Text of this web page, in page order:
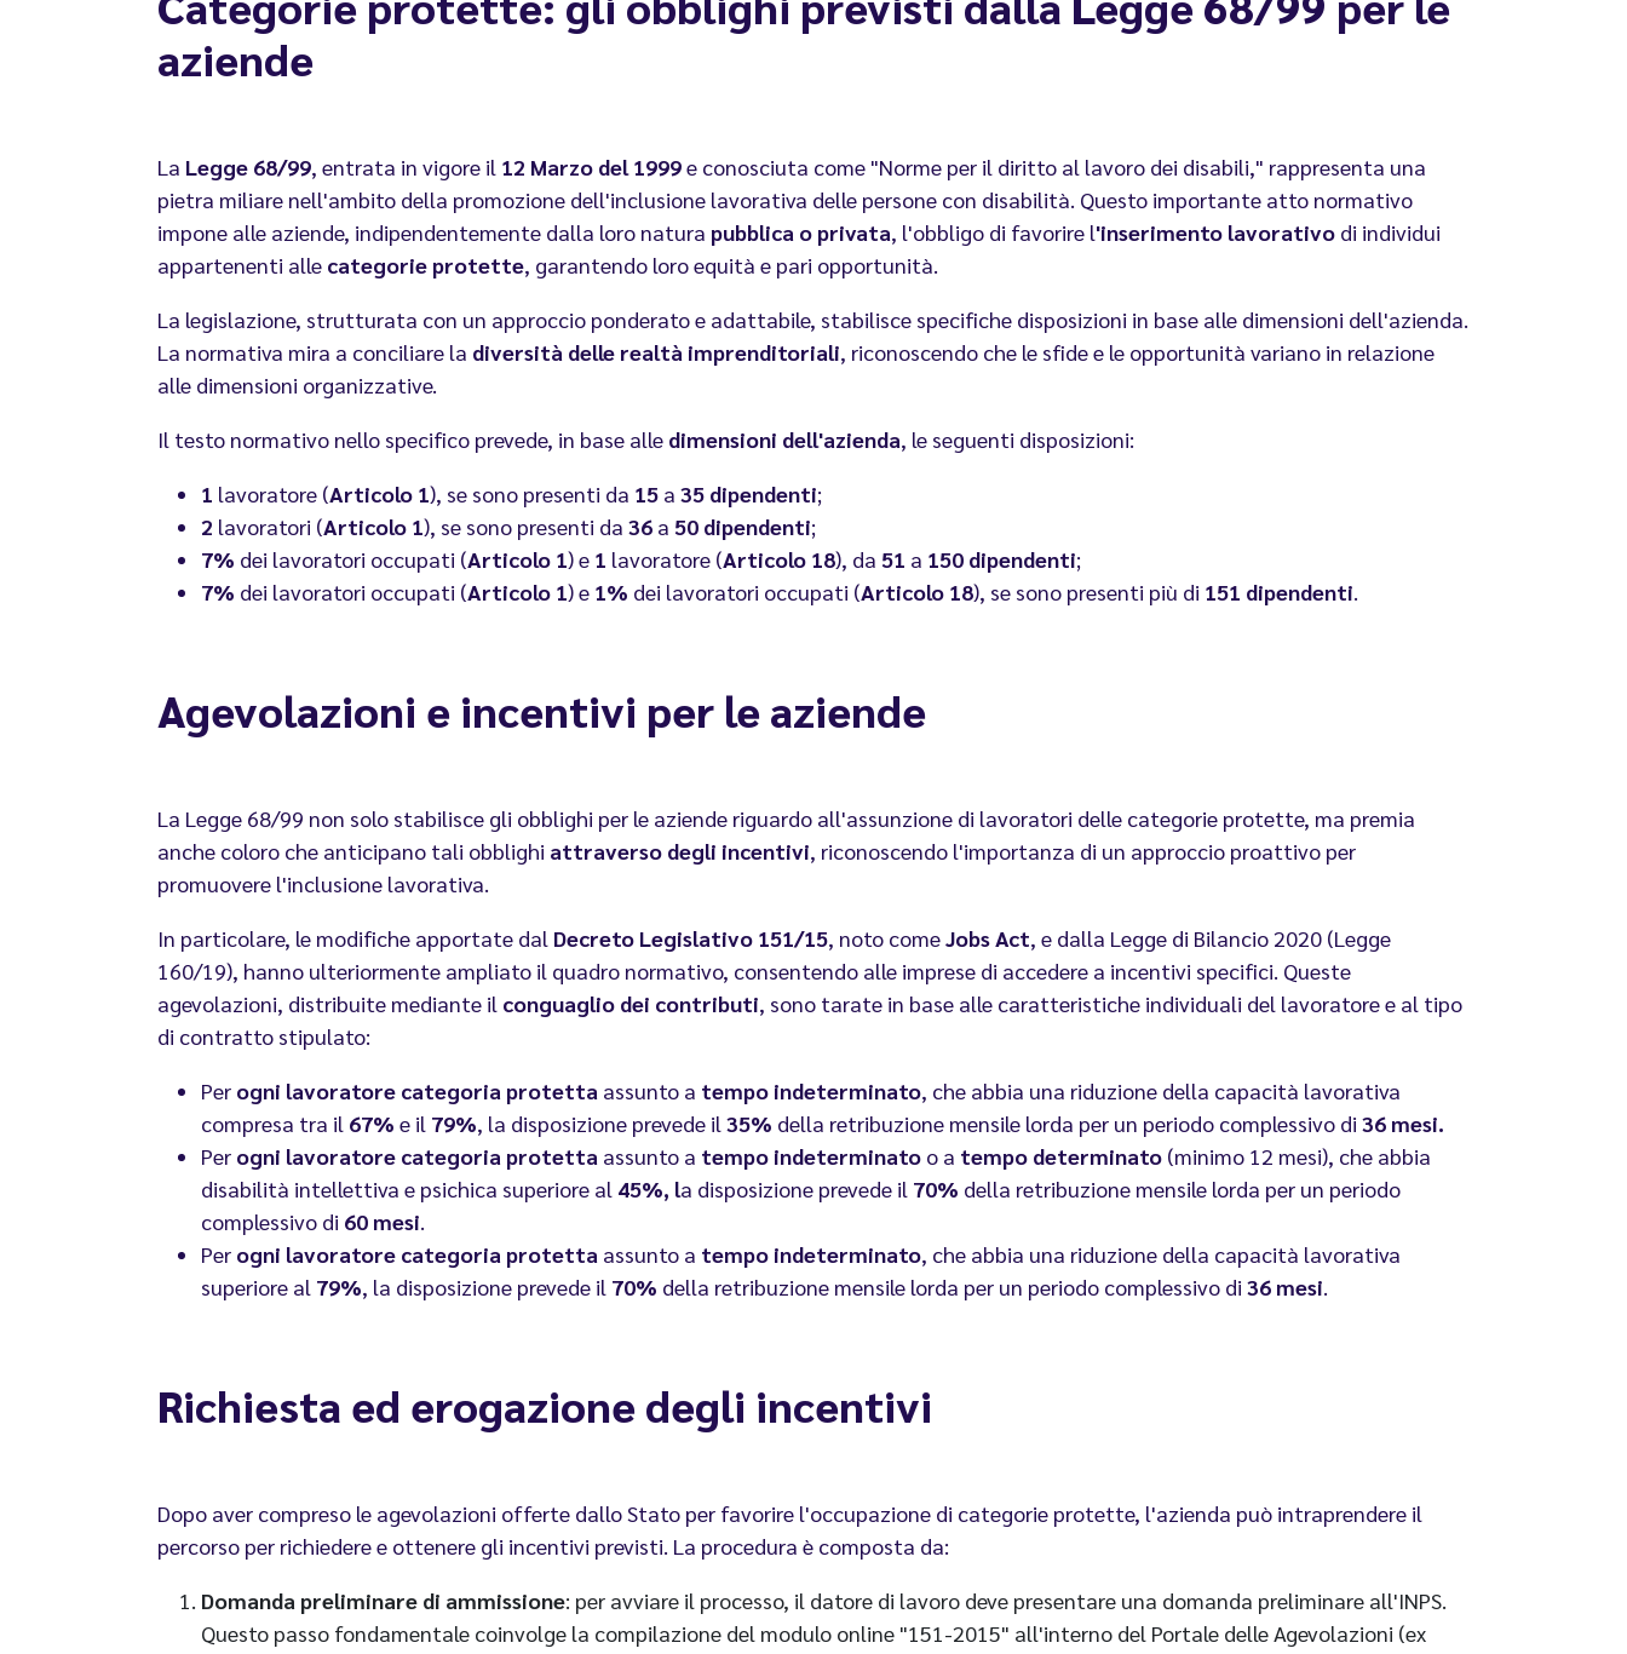
aziende
La Legge 68/99, entrata in vigore il 12 Marzo del 1999e conosciuta come "Norme per il diritto al lavoro dei disabili," rappresenta una
pietra miliare nell'ambito della promozione dell'inclusione lavorativa delle persone con disabilità. Questo importante atto normativo
impone alle aziende, indipendentemente dalla loro natura pubblica o privata, l'obbligo di favorire l'inserimento lavorativo di individui
appartenenti alle categorie protette, garantendo loro equità e pari opportunità.
La legislazione, strutturata con un approccio ponderato e adattabile, stabilisce specifiche disposizioni in base alle dimensioni dell'azienda.
La normativa mira a conciliare la diversità delle realtà imprenditoriali, riconoscendo che le sfide e le opportunità variano in relazione
alle dimensioni organizzative.
Il testo normativo nello specifico prevede, in base alle dimensioni dell'azienda, le seguenti disposizioni:
1 lavoratore (Articolo 1), se sono presenti da 15 a 35 dipendenti;
2 lavoratori (Articolo 1), se sono presenti da 36 a 50 dipendenti;
7% dei lavoratori occupati (Articolo 1) e 1 lavoratore (Articolo 18), da 51 a 150 dipendenti;
7% dei lavoratori occupati (Articolo 1) e 1% dei lavoratori occupati (Articolo 18), se sono presenti più di 151 dipendenti.
Agevolazioni e incentivi per le aziende
La Legge 68/99 non solo stabilisce gli obblighi per le aziende riguardo all'assunzione di lavoratori delle categorie protette, ma premia
anche coloro che anticipano tali obblighi attraverso degli incentivi, riconoscendo l'importanza di un approccio proattivo per
promuovere l'inclusione lavorativa.
In particolare, le modifiche apportate dal Decreto Legislativo 151/15, noto comeJobs Act, e dalla Legge di Bilancio 2020 (Legge
160/19), hanno ulteriormente ampliato il quadro normativo, consentendo alle imprese di accedere a incentivi specifici. Queste
agevolazioni, distribuite mediante il conguaglio dei contributi, sono tarate in base alle caratteristiche individuali del lavoratore e al tipo
di contratto stipulato:
Per ogni lavoratore categoria protetta assunto a tempo indeterminato, che abbia una riduzione della capacità lavorativa
compresa tra il 67% e il 79%, la disposizione prevede il35% della retribuzione mensile lorda per un periodo complessivo di 36 mesi.
Per ogni lavoratore categoria protetta assunto a tempo indeterminato o a tempo determinato (minimo 12 mesi), che abbia
disabilità intellettiva e psichica superiore al 45%, la disposizione prevede il 70% della retribuzione mensile lorda per un periodo
complessivo di 60 mesi.
Per ogni lavoratore categoria protetta assunto a tempo indeterminato, che abbia una riduzione della capacità lavorativa
superiore al 79%, la disposizione prevede il 70% della retribuzione mensile lorda per un periodo complessivo di 36 mesi.
Richiesta ed erogazione degli incentivi
Dopo aver compreso le agevolazioni offerte dallo Stato per favorire l'occupazione di categorie protette, l'azienda può intraprendere il
percorso per richiedere e ottenere gli incentivi previsti. La procedura è composta da:
Domanda preliminare di ammissione: per avviare il processo, il datore di lavoro deve presentare una domanda preliminare all'INPS.
Questo passo fondamentale coinvolge la compilazione del modulo online "151-2015" all'interno del Portale delle Agevolazioni (ex